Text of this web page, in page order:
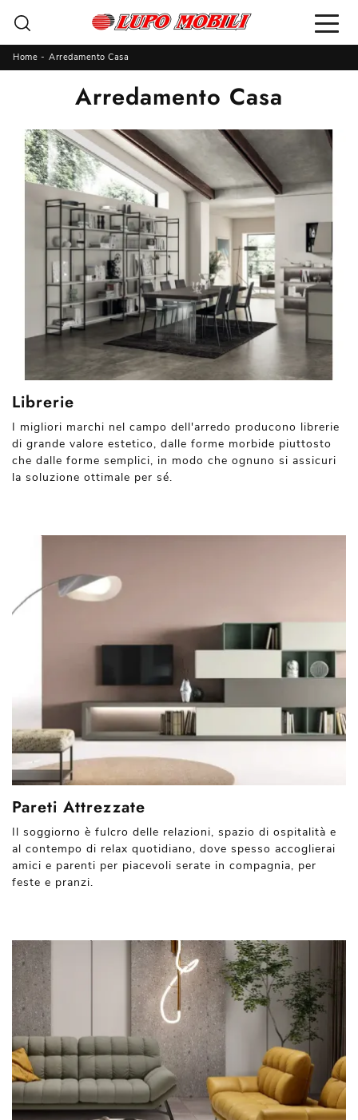
Home - Arredamento Casa
Arredamento Casa
Librerie
I migliori marchi nel campo dell'arredo producono librerie
di grande valore estetico, dalle forme morbide piuttosto
che dalle forme semplici, in modo che ognuno si assicuri
la soluzione ottimale per sé.
Pareti Attrezzate
Il soggiorno è fulcro delle relazioni, spazio di ospitalità e
al contempo di relax quotidiano, dove spesso accoglierai
amici e parenti per piacevoli serate in compagnia, per
feste e pranzi.